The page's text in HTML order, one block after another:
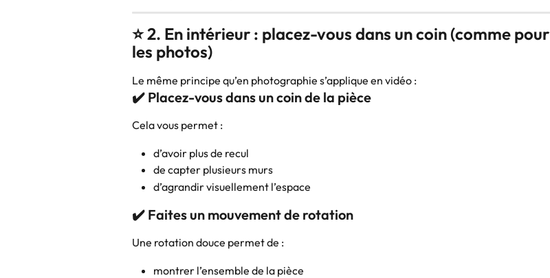
⭐ 2. En intérieur : placez-vous dans un coin (comme pour
les photos)
Le même principe qu’en photographie s’applique en vidéo :
✔️ Placez-vous dans un coin de la pièce
Cela vous permet :
d’avoir plus de recul
de capter plusieurs murs
d’agrandir visuellement l’espace
✔️ Faites un mouvement de rotation
Une rotation douce permet de :
montrer l’ensemble de la pièce